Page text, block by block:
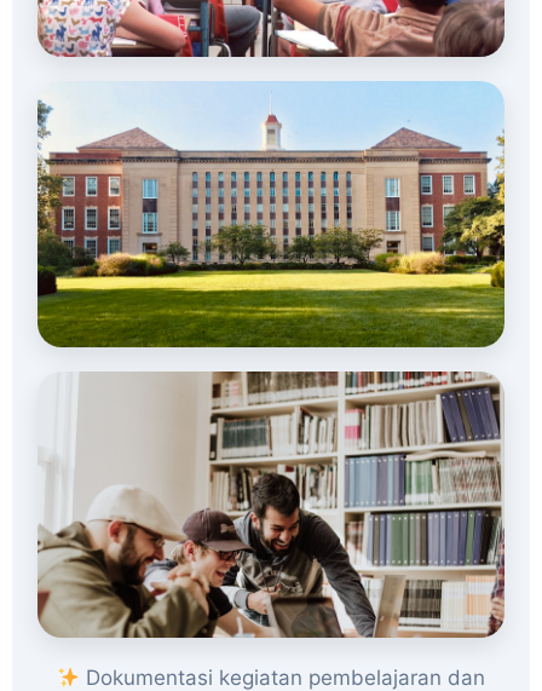
Dokumentasi kegiatan pembelajaran dan